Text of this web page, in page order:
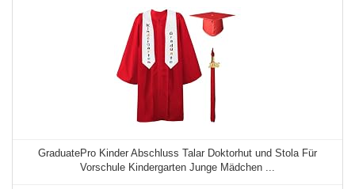
GraduatePro Kinder Abschluss Talar Doktorhut und Stola Für
Vorschule Kindergarten Junge Mädchen ...